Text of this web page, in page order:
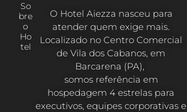
So
bre
o
Ho
tel
O Hotel Aiezza nasceu para
atender quem exige mais.
Localizado no Centro Comercial
de Vila dos Cabanos, em
Barcarena (PA),
somos referência em
hospedagem 4 estrelas para
executivos, equipes corporativas e